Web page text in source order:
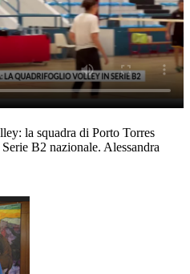
la squadra di Porto Torres
B2 nazionale. Alessandra